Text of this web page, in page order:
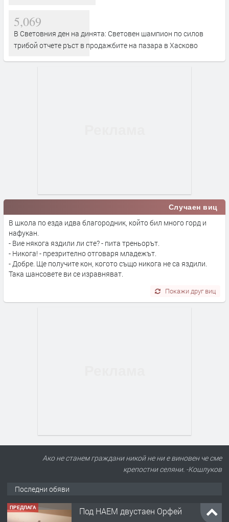
5,069
В Световния ден на динята: Световен шампион по силов
трибой отчете ръст в продажбите на пазара в Хасково
Случаен виц
В школа по езда идва благородник, който бил много горд и
нафукан.
- Вие някога яздили ли сте? - пита треньорът.
- Никога! - презрително отговаря младежът.
- Добре. Ще получите кон, когото също никога не са яздили.
Така шансовете ви се изравняват.
Покажи друг виц
Ако не станем граждани никой не ни е виновен че сме
крепостни селяни. -Кошлуков
Последни обяви
ПРЕДЛАГА Под НАЕМ двустаен Орфей